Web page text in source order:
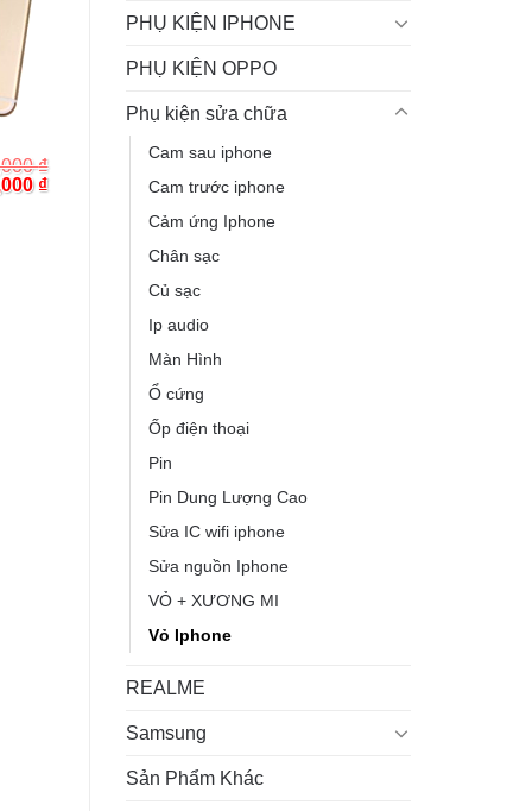
PHỤ KIỆN IPHONE
PHỤ KIỆN OPPO
Phụ kiện sửa chữa
Cam sau iphone
Cam trước iphone
Cảm ứng Iphone
Chân sạc
Củ sạc
Ip audio
Màn Hình
Ổ cứng
Ốp điện thoại
Pin
Pin Dung Lượng Cao
Sửa IC wifi iphone
Sửa nguồn Iphone
VỎ + XƯƠNG MI
Vỏ Iphone
REALME
Samsung
Sản Phẩm Khác
₫
₫.
₫Current